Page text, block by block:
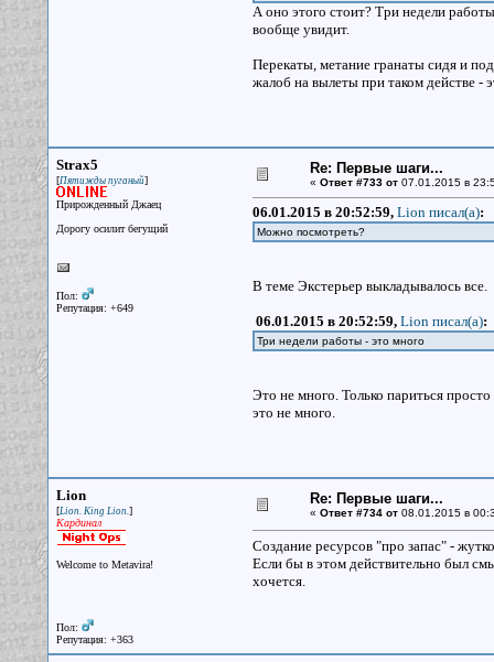
А оно этого стоит? Три недели
вообще увидит.
Перекаты, метание гранаты сидя и
жалоб на вылеты при таком действе -
Strax5
[Пятижды пуганый]
Прирожденный Джаец
Дорогу осилит бегущий
Пол:
Репутация: +649
Re: Первые шаги...
« Ответ #733 от07.01.2015 в
06.01.2015 в 20:52:59, Lion писал(a):
Можно посмотреть?
В теме Экстерьер выкладывалось все.
06.01.2015 в 20:52:59, Lion писал(a):
Три недели работы - это много
Это не много. Только париться
это не много.
Lion
[Lion. King Lion.]
Кардинал
Welcome to Metavira!
Пол:
Репутация: +363
Re: Первые шаги...
« Ответ #734 от08.01.2015 в
Создание ресурсов "про запас" -
Если бы в этом действительно был
хочется.